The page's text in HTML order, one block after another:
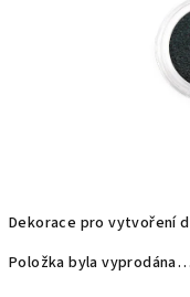
Dekorace pro vytvoření
Položka byla vyprodána…